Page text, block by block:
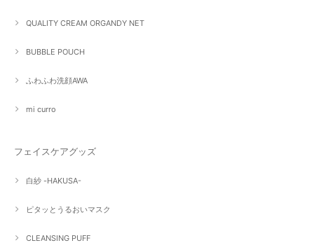
QUALITY CREAM ORGANDY NET
BUBBLE POUCH
ふわふわ洗顔AWA
mi curro
フェイスケアグッズ
白紗 -HAKUSA-
ピタッとうるおいマスク
CLEANSING PUFF